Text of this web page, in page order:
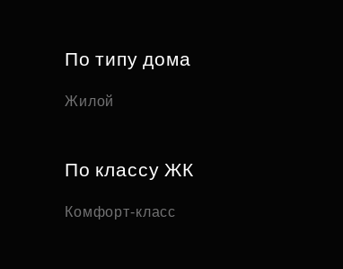
По типу дома
Жилой
По классу ЖК
Комфорт-класс